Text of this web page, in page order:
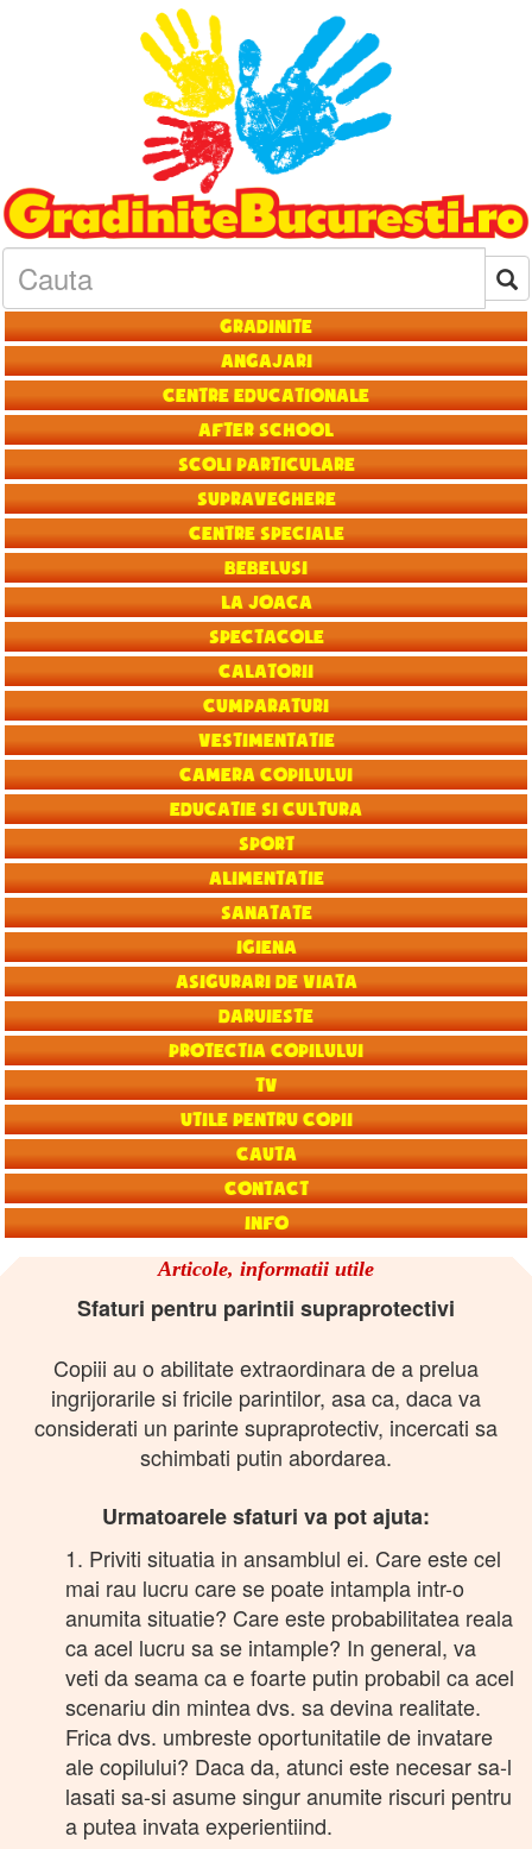
Gradinite
Angajari
Centre educationale
After School
Scoli particulare
Supraveghere
Centre speciale
Bebelusi
La joaca
Spectacole
Calatorii
Cumparaturi
Vestimentatie
Camera copilului
Educatie si Cultura
Sport
Alimentatie
Sanatate
Igiena
Asigurari de viata
Daruieste
Protectia copilului
TV
Utile pentru copii
Cauta
Contact
Info
Articole, informatii utile
Sfaturi pentru parintii supraprotectivi
Copiii au o abilitate extraordinara de a prelua
ingrijorarile si fricile parintilor, asa ca, daca va
considerati un parinte supraprotectiv, incercati sa
schimbati putin abordarea.
Urmatoarele sfaturi va pot ajuta:
1. Priviti situatia in ansamblul ei. Care este cel
mai rau lucru care se poate intampla intr-o
anumita situatie? Care este probabilitatea reala
ca acel lucru sa se intample? In general, va
veti da seama ca e foarte putin probabil ca acel
scenariu din mintea dvs. sa devina realitate.
Frica dvs. umbreste oportunitatile de invatare
ale copilului? Daca da, atunci este necesar sa-l
lasati sa-si asume singur anumite riscuri pentru
a putea invata experientiind.